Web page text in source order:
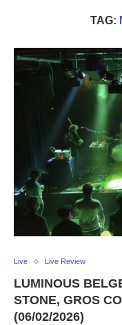
TAG:
Live Live Review
LUMINOUS
STONE, GROS
(06/02/2026)